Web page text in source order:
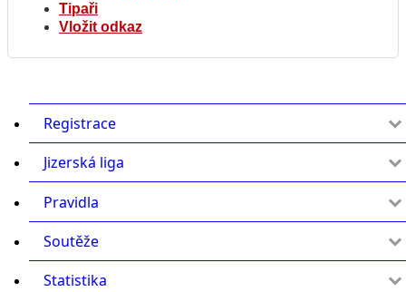
Tipaři
Vložit odkaz
Registrace
Jizerská liga
Pravidla
Soutěže
Statistika